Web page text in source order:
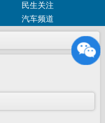
民生关注
汽车频道